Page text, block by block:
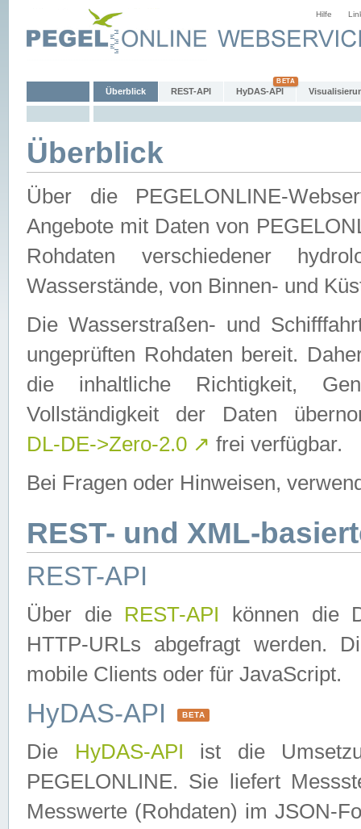
Hilfe
Überblick REST-API HyDAS-API
Überblick
Über die PEGELONLINE-
Angebote mit Daten von
Rohdaten verschiedener
Wasserstände, von Binnen- und
Die Wasserstraßen- und
ungeprüften Rohdaten bereit.
die inhaltliche Richtigkeit,
Vollständigkeit der Daten
DL-DE->Zero-2.0 ↗ frei verfügbar.
Bei Fragen oder Hinweisen,
REST- und XML-
REST-API
Über die REST-API können die
HTTP-URLs abgefragt werden.
mobile Clients oder für JavaScript.
HyDAS-API BETA
Die HyDAS-API ist die
PEGELONLINE. Sie liefert
Messwerte (Rohdaten) im JSON-